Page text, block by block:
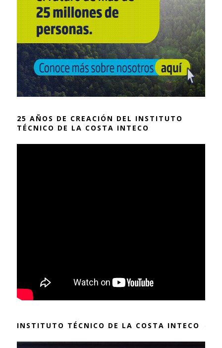
25 AÑOS DE CREACIÓN DEL INSTITUTO
TÉCNICO DE LA COSTA INTECO
INSTITUTO TÉCNICO DE LA COSTA INTECO